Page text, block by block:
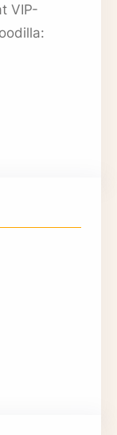
VIP-